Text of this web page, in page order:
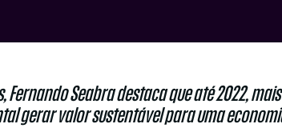
Seabra destaca que até 2022,
gerar valor sustentável para uma